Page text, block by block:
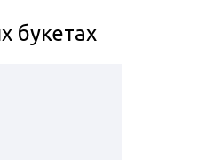
букетах